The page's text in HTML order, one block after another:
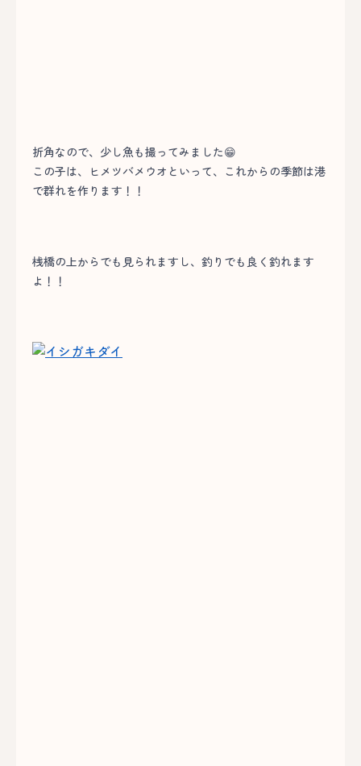
折角なので、少し魚も撮ってみました😁
この子は、ヒメツバメウオといって、これからの季節は港
で群れを作ります！！
桟橋の上からでも見られますし、釣りでも良く釣れます
よ！！